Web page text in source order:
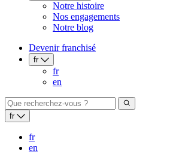
Notre histoire
Nos engagements
Notre blog
Devenir franchisé
fr
fr
en
fr
fr
en